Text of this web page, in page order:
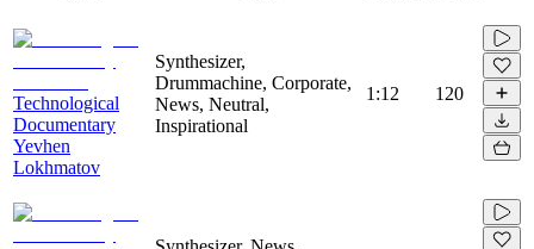
Technological
Documentary
Yevhen
Lokhmatov
Synthesizer,
Drummachine, Corporate,
News, Neutral,
Inspirational
1:12 120